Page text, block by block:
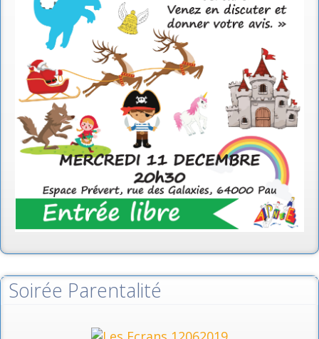
Soirée Parentalité